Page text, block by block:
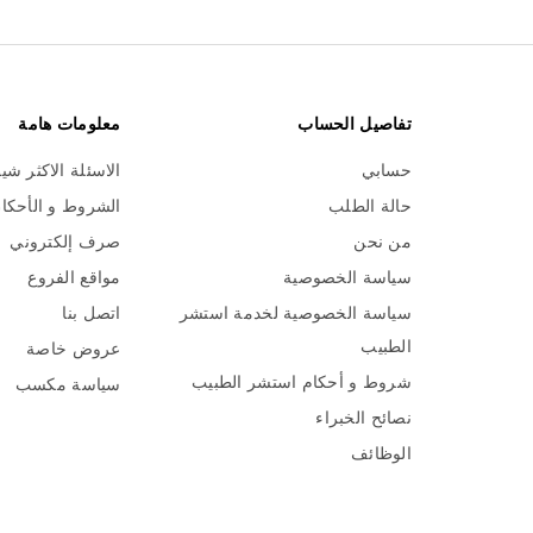
تفاصيل الحساب
حسابي
حالة الطلب
من نحن
سياسة الخصوصية
سياسة الخصوصية لخدمة استشر
الطبيب
شروط و أحكام استشر الطبيب
نصائح الخبراء
الوظائف
معلومات هامة
الاسئلة الاكثر
الشروط و
صرف إلكتروني
مواقع الفروع
اتصل بنا
عروض خاصة
سياسة مكسب